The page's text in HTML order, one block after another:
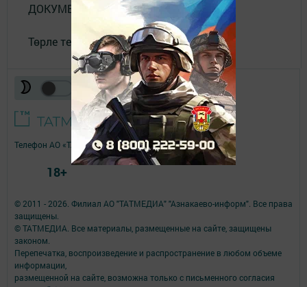
ДОКУМЕНТЛАР
Төрле темалар
© 2011 - 2026. Филиал АО "ТАТМЕДИА" "Азнакаево-информ". Все права
защищены.
© ТАТМЕДИА. Все материалы, размещенные на сайте, защищены
законом.
Перепечатка, воспроизведение и распространение в любом объеме
информации,
размещенной на сайте, возможна только с письменного согласия
Телефон АО «ТАТМЕДИА»:(843) 222 09 84
18+